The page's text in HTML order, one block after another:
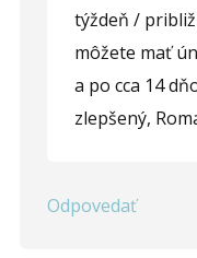
týždeň /
môžete mať
a po cca 14
zlepšený,
Odpovedať